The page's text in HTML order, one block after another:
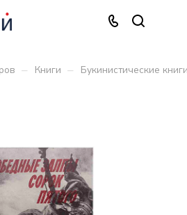
– Книги – Букинистические